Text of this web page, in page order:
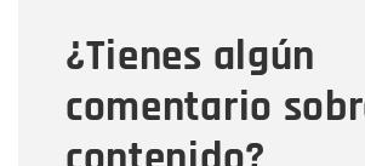
¿Tienes algún
comentario
Mensaje